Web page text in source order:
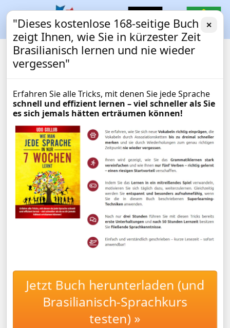
EXPRESSKURS
Brasilianisch lernen:
Lernen Sie, was Sie in
Brasilien wirklich brauchen.
in Brasilien
Brasilianisches Portugiesisch lernen mit
dem Express-Sprachkurs: Brasilianisch-
Vokabeltrainer für Ihren Urlaub in
"Dieses kostenlose 168-seitige Buch
zeigt Ihnen, wie Sie in kürzester Zeit
Brasilianisch lernen und nie wieder
vergessen"
✕
Erfahren Sie alle Tricks, mit denen Sie jede Sprache
schnell und effizient lernen – viel schneller als Sie
es sich jemals hätten erträumen können!
Jetzt Buch herunterladen (und
Brasilianisch-Sprachkurs
testen) »